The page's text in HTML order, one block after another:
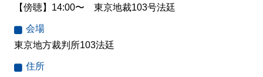
【傍聴】14:00〜 東京地裁103号法廷
会場
東京地方裁判所103法廷
住所